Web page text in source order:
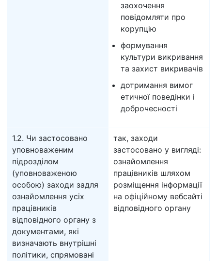
заохочення
повідомляти про
корупцію
формування
культури викривання
та захист викривачів
дотримання вимог
етичної поведінки і
доброчесності
1.2. Чи застосовано
уповноваженим
підрозділом
(уповноваженою
особою) заходи задля
ознайомлення усіх
працівників
відповідного органу з
документами, які
визначають внутрішні
політики, спрямовані
так, заходи
застосовано у вигляді:
ознайомлення
працівників шляхом
розміщення інформації
на офіційному вебсайті
відповідного органу